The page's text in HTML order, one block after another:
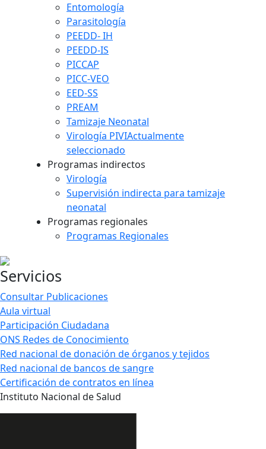
Entomología
Parasitología
PEEDD- IH
PEEDD-IS
PICCAP
PICC-VEO
EED-SS
PREAM
Tamizaje Neonatal
Virología PIVIActualmente
seleccionado
Programas indirectos
Virología
Supervisión indirecta para tamizaje
neonatal
Programas regionales
Programas Regionales
Servicios
Consultar Publicaciones
Aula virtual
Participación Ciudadana
ONS Redes de Conocimiento
Red nacional de donación de órganos y tejidos
Red nacional de bancos de sangre
Certificación de contratos en línea
Instituto Nacional de Salud